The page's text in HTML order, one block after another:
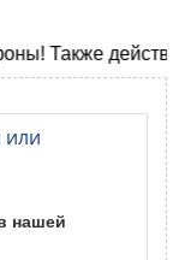
действуют
или
нашей